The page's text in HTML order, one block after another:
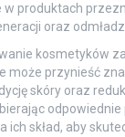
produktach
oraz
kosmetyków
może przynieść
skóry oraz
odpowiednie
ich skład, aby